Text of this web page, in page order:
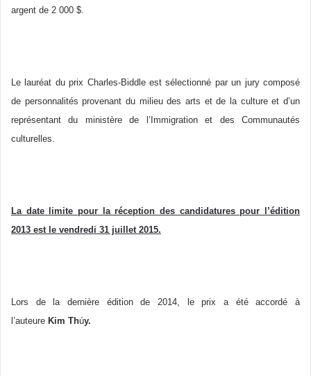
argent de 2 000 $.
Le lauréat du prix Charles-Biddle est sélectionné par un jury composé
de personnalités provenant du milieu des arts et de la culture et d’un
représentant du ministère de l’Immigration et des Communautés
culturelles.
La date limite pour la réception des candidatures pour l’édition
2013 est le vendredi 31 juillet 2015.
Lors de la dernière édition de 2014, le prix a été accordé à
l’auteure Kim Thúy.